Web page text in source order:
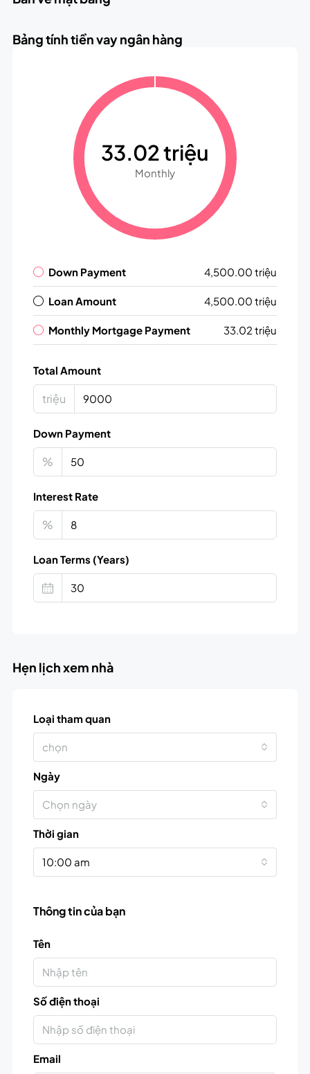
Bảng tính tiền vay ngân hàng
33.02 triệu
Monthly
Down Payment 4,500.00 triệu
Loan Amount 4,500.00 triệu
Monthly Mortgage Payment 33.02 triệu
Total Amount
triệu
Down Payment
%
Interest Rate
%
Loan Terms (Years)
Hẹn lịch xem nhà
Loại tham quan
chọn
Ngày
Chọn ngày
Thời gian
10:00 am
Thông tin của bạn
Tên
Số điện thoại
Email